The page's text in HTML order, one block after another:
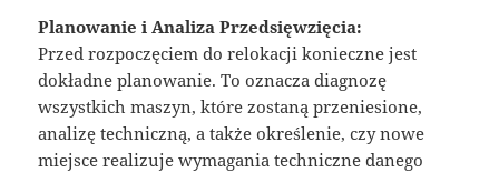
Planowanie i Analiza Przedsięwzięcia:
Przed rozpoczęciem do relokacji konieczne jest
dokładne planowanie. To oznacza diagnozę
wszystkich maszyn, które zostaną przeniesione,
analizę techniczną, a także określenie, czy nowe
miejsce realizuje wymagania techniczne danego